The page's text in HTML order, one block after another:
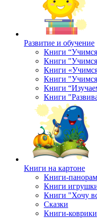
Развитие и обучение
Книги
Книги "Учимся
Книги
Книги "Учимся
Книги
Книги
Книги на картоне
Книги-
Книги
Книги "Хочу
Сказки
Книги-коврики